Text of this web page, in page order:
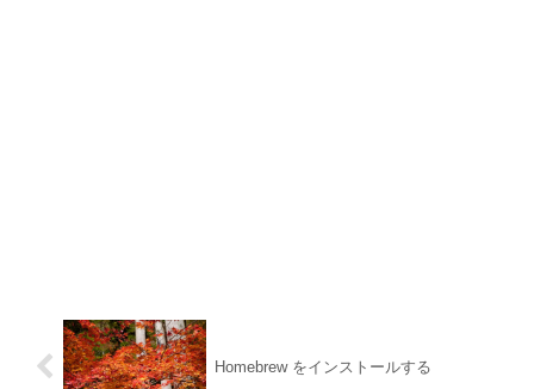
Homebrew をインストールする